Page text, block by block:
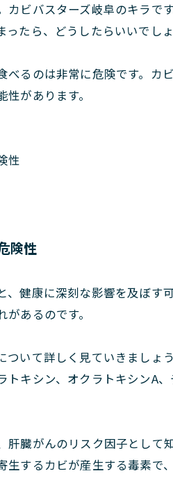
ビバスターズ岐阜のキラです
ったら、どうしたらいいでし
べるのは非常に危険です。カ
があります。
性
険性
、健康に深刻な影響を及ぼす
あるのです。
ついて詳しく見ていきまし
トキシン、オクラトキシンA
肝臓がんのリスク因子として
生するカビが産生する毒素で